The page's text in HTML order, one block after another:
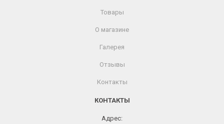
Товары
О магазине
Галерея
Отзывы
Контакты
КОНТАКТЫ
Адрес: